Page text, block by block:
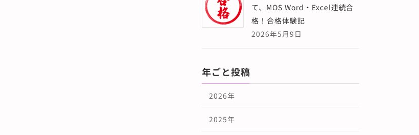
て、MOS Word・Excel連続合
格！合格体験記
2026年5月9日
年ごと投稿
2026年
2025年